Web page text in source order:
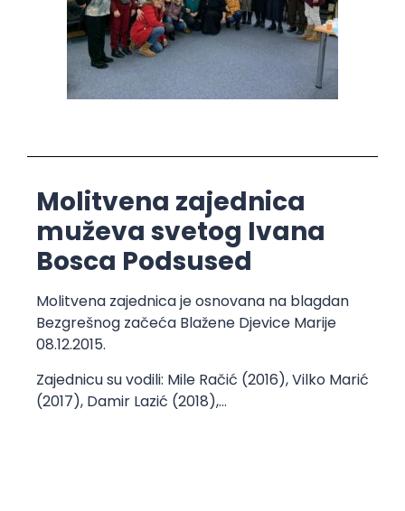
Molitvena zajednica
muževa svetog Ivana
Bosca Podsused
Molitvena zajednica je osnovana na blagdan
Bezgrešnog začeća Blažene Djevice Marije
08.12.2015.
Zajednicu su vodili: Mile Račić (2016), Vilko Marić
(2017), Damir Lazić (2018),…